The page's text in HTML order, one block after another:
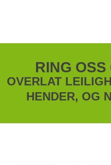
RING
OVERLAT
HENDER, OG